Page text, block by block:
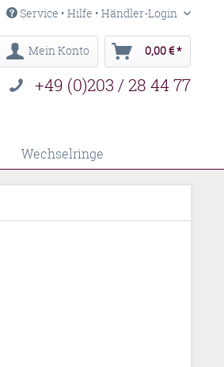
Service • Hilfe • Händler-Login
+49 (0)203 / 28 44 77
Mein Konto 0,00 € *
Wechselringe